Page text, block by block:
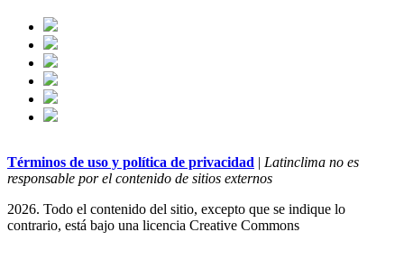
Términos de uso y política de privacidad | Latinclima no es
responsable por el contenido de sitios externos
2026. Todo el contenido del sitio, excepto que se indique lo
contrario, está bajo una licencia Creative Commons